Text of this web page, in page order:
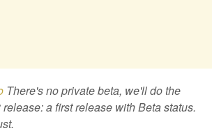
There's no private beta, we'll do the
a first release with Beta status.